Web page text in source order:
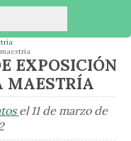
EXPOSICIÓN
MAESTRÍA
el 11 de marzo de